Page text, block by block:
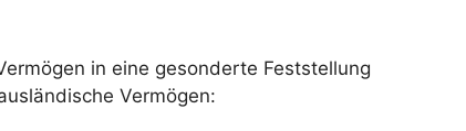
in eine gesonderte Feststellung
Vermögen: